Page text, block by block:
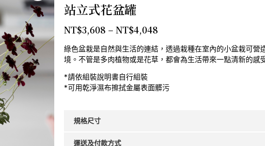
站立式花盆罐
NT$3,608 – NT$4,048
綠色盆栽是自然與生活的連結，透過栽種在室內的小盆栽可營
境。不管是多肉植物或是花草，都會為生活帶來一點清新的感
*請依組裝說明書自行組裝
*可用乾淨濕布擦拭金屬表面髒污
規格尺寸
運送及付款方式